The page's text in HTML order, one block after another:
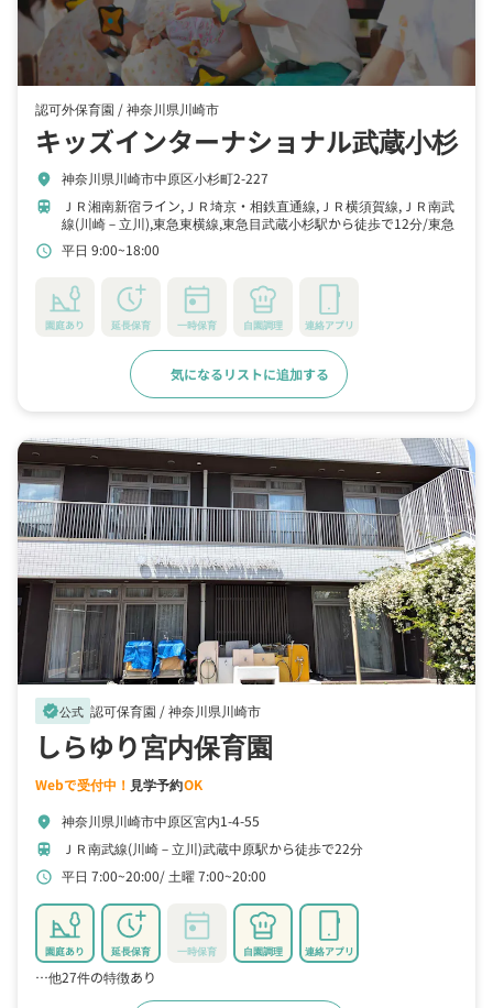
認可外保育園 /神奈川県川崎市
キッズインターナショナル武蔵小杉
location_on 神奈川県川崎市中原区小杉町2-227
train
ＪＲ湘南新宿ライン,ＪＲ埼京・相鉄直通線,ＪＲ横須賀線,ＪＲ南武
線(川崎－立川),東急東横線,東急目武蔵小杉駅から徒歩で12分 東急
東横線,東急目黒線新丸子駅から徒歩で12分
川)向河原駅から徒歩で22分
schedule 平日 9:00~18:00
園庭あり 延長保育 一時保育 自園調理 連絡アプリ
気になるリストに追加する
verified公式 認可保育園 /神奈川県川崎市
しらゆり宮内保育園
Webで受付中！ 見学予約OK
location_on 神奈川県川崎市中原区宮内1-4-55
train ＪＲ南武線(川崎－立川)武蔵中原駅から徒歩で22分
schedule 平日 7:00~20:00 土曜 7:00~20:00
園庭あり 延長保育 一時保育 自園調理 連絡アプリ
…他27件の特徴あり